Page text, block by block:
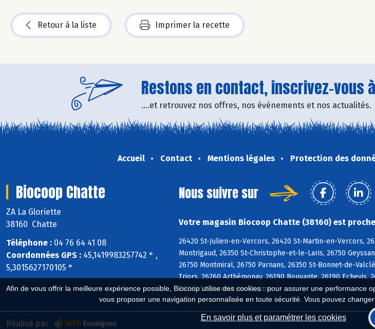
Afin de vous offrir la meilleure expérience possible, Biocoop utilise des cookies : pour assurer une
vous proposer une navigation personnalisée en toute sécurité. Vous pouvez
En savoir plus et paramétrer les cookies
Retour à la liste Imprimer la recette
Restons en contact, inscrivez-vous
....et retrouvez nos offres, nos événements et nos actualités.
Accueil Contact Mentions légales Protection des
Biocoop Chatte
ZA La Gloriette
38160 Chatte
Téléphone : 04 76 64 41 08
Coordonnées GPS : 45,1419983257742 ° ,
5,3015627170105 °
Nous suivre sur
Votre magasin Biocoop Chatte (38160) est
26420 St-Julien-en-Vercors, 26420 St-Martin-en-Vercors,
Montrigaud, 26350 St-Christophe-et-le-Laris, 26750
26750 Montmiral, 26750 Parnans, 26350 St-Bonnet-de-
Triors, 26260 Arthémonay, 26190 Bouvante, 26190 Echevis,
26190 St-Laurent-en-Royans
Réalisé par